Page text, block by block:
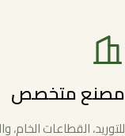
مصنع متخصص
للتوريد، القطاعات